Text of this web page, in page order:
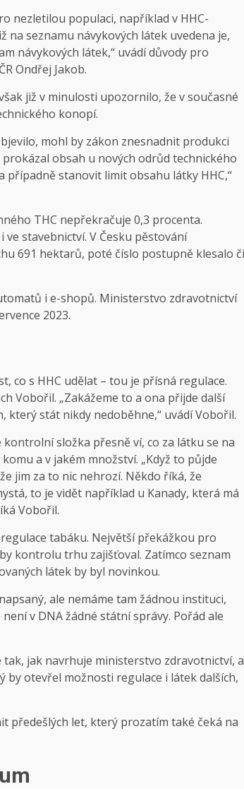
nezletilou populaci, například v HHC-
seznamu návykových látek uvedena je,
návykových látek,“ uvádí důvody pro
Ondřej Jakob.
již v minulosti upozornilo, že v současné
konopí.
mohl by zákon znesnadnit produkci
obsah u nových odrůd technického
stanovit limit obsahu látky HHC,“
THC nepřekračuje 0,3 procenta.
stavebnictví. V Česku pěstování
691 hektarů, poté číslo postupně klesalo či
i e-shopů. Ministerstvo zdravotnictví
2023.
co s HHC udělat – tou je přísná regulace.
Vobořil. „Zakážeme to a ona přijde další
který stát nikdy nedoběhne,“ uvádí Vobořil.
složka přesně ví, co za látku se na
a v jakém množství. „Když to půjde
jim za to nic nehrozí. Někdo říká, že
to je vidět například u Kanady, která má
Vobořil.
tabáku. Největší překážkou pro
kontrolu trhu zajišťoval. Zatímco seznam
látek by byl novinkou.
ale nemáme tam žádnou instituci,
v DNA žádné státní správy. Pořád ale
tak, jak navrhuje ministerstvo zdravotnictví, a
by otevřel možnosti regulace i látek dalších,
předešlých let, který prozatím také čeká na